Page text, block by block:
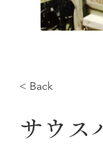
< Back
サウス